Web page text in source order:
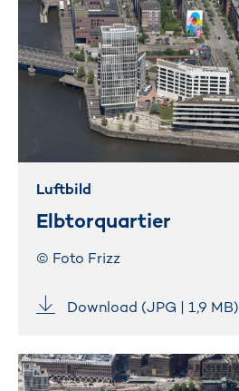
Luftbild
Elbtorquartier
© Foto Frizz
Download (JPG | 1,9 MB)